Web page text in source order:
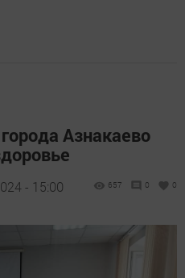
Азнакаево
- 15:00 657 0 0